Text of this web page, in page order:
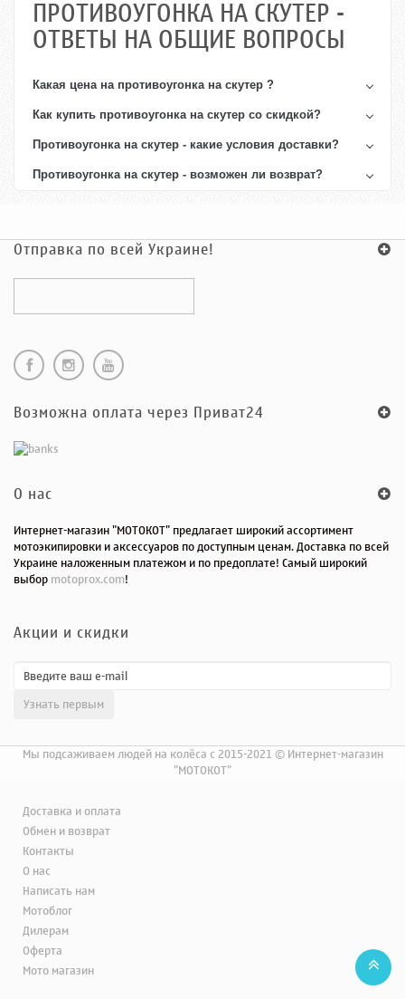
ПРОТИВОУГОНКА НА СКУТЕР -
ОТВЕТЫ НА ОБЩИЕ ВОПРОСЫ
Какая цена на противоугонка на скутер ?
Как купить противоугонка на скутер со скидкой?
Противоугонка на скутер - какие условия доставки?
Противоугонка на скутер - возможен ли возврат?
Отправка по всей Украине!
Возможна оплата через Приват24
O нас
Интернет-магазин "МОТОКОТ" предлагает широкий ассортимент
мотоэкипировки и аксессуаров по доступным ценам. Доставка по всей
Украине наложенным платежом и по предоплате! Самый широкий
выборmotoprox.com!
Акции и скидки
Мы подсаживаем людей на колёса с 2015-2021 © Интернет-магазин
"МОТОКОТ"
Доставка и оплата
Обмен и возврат
Контакты
О нас
Написать нам
Мотоблог
Дилерам
Оферта
Мото магазин